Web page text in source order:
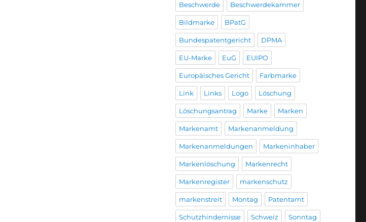
Beschwerde Beschwerdekammer
Bildmarke BPatG
Bundespatentgericht DPMA
EU-Marke EuG EUIPO
Europäisches Gericht Farbmarke
Link Links Logo Löschung
Löschungsantrag Marke Marken
Markenamt Markenanmeldung
Markenanmeldungen Markeninhaber
Markenlöschung Markenrecht
Markenregister markenschutz
markenstreit Montag Patentamt
Schutzhindernisse Schweiz Sonntag